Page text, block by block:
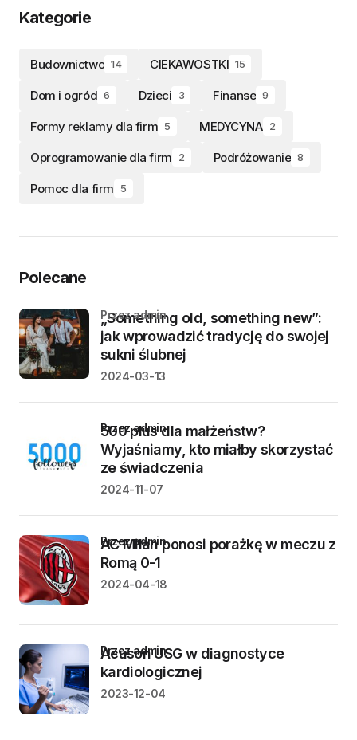
Kategorie
Budownictwo 14 CIEKAWOSTKI 15
Dom i ogród 6 Dzieci 3 Finanse 9
Formy reklamy dla firm 5 MEDYCYNA 2
Oprogramowanie dla firm 2 Podróżowanie 8
Pomoc dla firm 5
Polecane
„Something old, something new”:
jak wprowadzić tradycję do swojej
sukni ślubnej
przez admin
2024-03-13
500 plus dla małżeństw?
Wyjaśniamy, kto miałby skorzystać
ze świadczenia
przez admin
2024-11-07
AC Milan ponosi porażkę w meczu z
Romą 0-1
przez admin
2024-04-18
Acuson USG w diagnostyce
kardiologicznej
przez admin
2023-12-04